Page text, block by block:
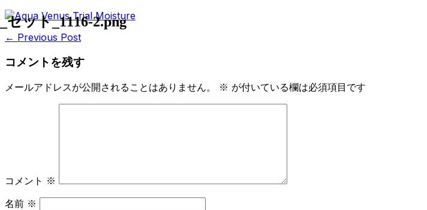
_セット_1116-2.png
← Previous Post
コメントを残す
メールアドレスが公開されることはありません。 ※ が付いている欄は必須項目です
コメント ※
名前 ※